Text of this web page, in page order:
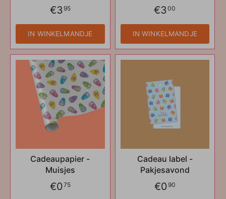
€395
IN WINKELMANDJE
€300
IN WINKELMANDJE
Cadeaupapier -
Muisjes
€075
Cadeau label -
Pakjesavond
€090